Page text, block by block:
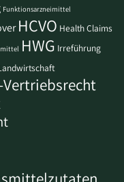
Funktionsarzneimittel
HCVO Health Claims
HWG Irreführung